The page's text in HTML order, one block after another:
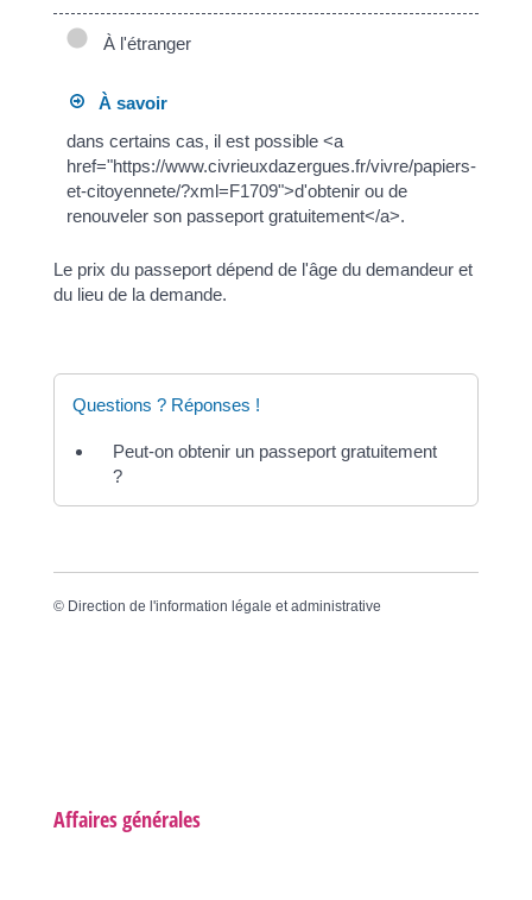
À l'étranger
À savoir
dans certains cas, il est possible <a
href="https://www.civrieuxdazergues.fr/vivre/papiers-
et-citoyennete/?xml=F1709">d'obtenir ou de
renouveler son passeport gratuitement</a>.
Le prix du passeport dépend de l'âge du demandeur et
du lieu de la demande.
Questions ? Réponses !
Peut-on obtenir un passeport gratuitement
?
© Direction de l'information légale et administrative
Affaires générales